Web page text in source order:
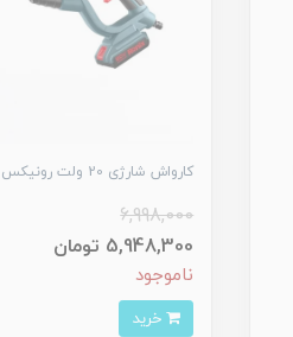
کارواش شارژی 20 ولت رونیکس مدل 8930
6,998,000
5,948,300 تومان
ناموجود
خرید